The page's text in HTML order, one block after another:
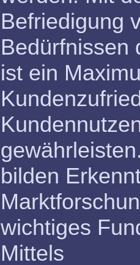
Befriedigung
Bedürfnissen
ist ein
bilden
wichtiges
Mittels